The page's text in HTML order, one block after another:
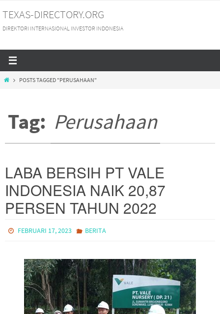
to
content
TEXAS-DIRECTORY.ORG
DIREKTORI INTERNASIONAL INVESTOR INDONESIA
HOMEPOSTS TAGGED "PERUSAHAAN"
Tag: Perusahaan
LABA BERSIH PT VALE
INDONESIA NAIK 20,87
PERSEN TAHUN 2022
FEBRUARI 17, 2023 BERITA